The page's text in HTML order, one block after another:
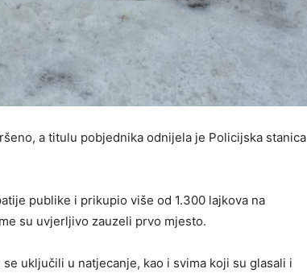
a titulu pobjednika odnijela je Policijska stanica
publike i prikupio više od 1.300 lajkova na
su uvjerljivo zauzeli prvo mjesto.
uključili u natjecanje, kao i svima koji su glasali i